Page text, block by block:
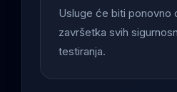
Usluge će biti ponovno
završetka svih
testiranja.